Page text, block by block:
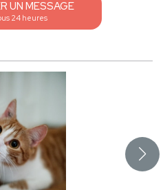
UN MESSAGE
24 heures